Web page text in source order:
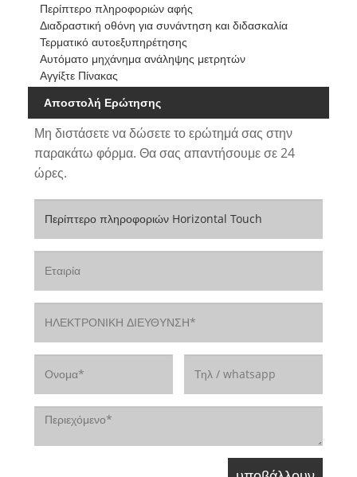
Περίπτερο πληροφοριών αφής
Διαδραστική οθόνη για συνάντηση και διδασκαλία
Τερματικό αυτοεξυπηρέτησης
Αυτόματο μηχάνημα ανάληψης μετρητών
Αγγίξτε Πίνακας
Αποστολή Ερώτησης
Μη διστάσετε να δώσετε το ερώτημά σας στην
παρακάτω φόρμα. Θα σας απαντήσουμε σε 24
ώρες.